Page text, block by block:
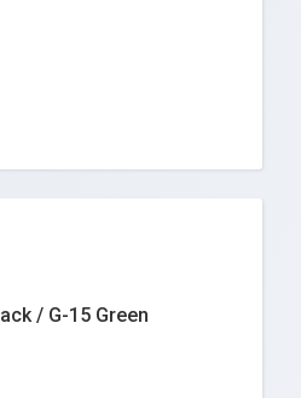
/ G-15 Green